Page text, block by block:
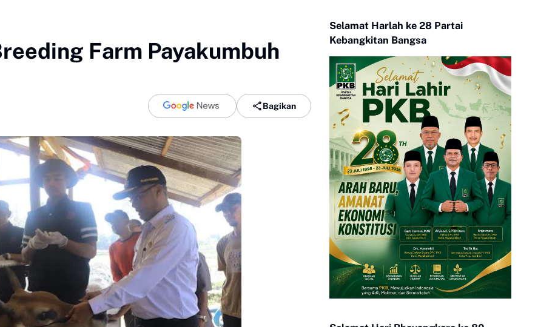
Farm Payakumbuh
Bagikan
Selamat Harlah ke 28 Partai
Kebangkitan Bangsa